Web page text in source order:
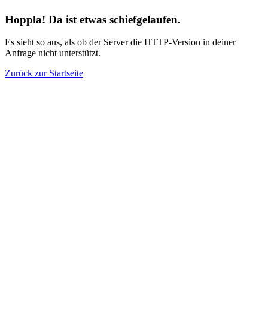
Hoppla! Da ist etwas schiefgelaufen.
Es sieht so aus, als ob der Server die HTTP-Version in deiner
Anfrage nicht unterstützt.
Zurück zur Startseite